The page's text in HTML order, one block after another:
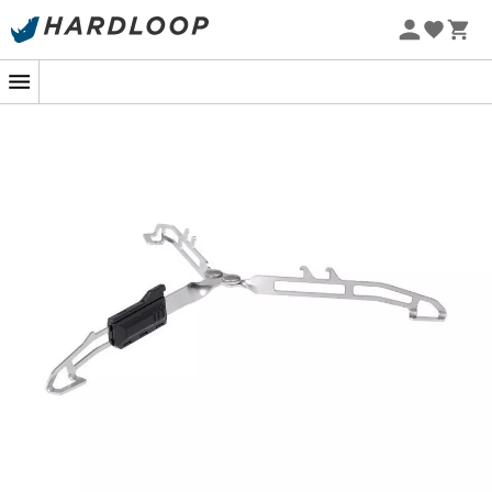
Zomeraanbiedingen 🔥 -5% EXTRA vanaf 2 producten* met